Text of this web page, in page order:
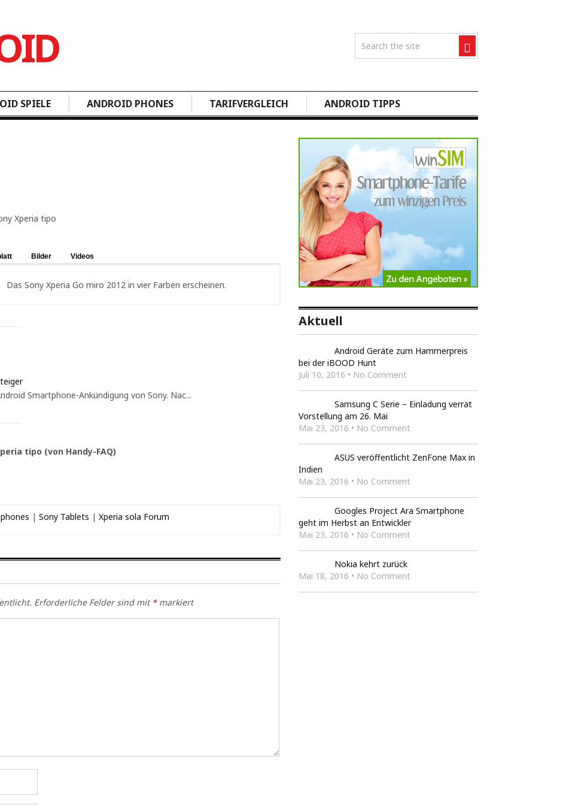
SPIELE ANDROID PHONES TARIFVERGLEICH ANDROID TIPPS
Bilder Videos
Das Sony Xperia Go miro 2012 in vier Farben erscheinen.
Smartphone-Ankündigung von Sony. Nac...
tipo (von Handy-FAQ)
| Sony Tablets | Xperia sola Forum
Erforderliche Felder sind mit *markiert
Aktuell
Android Geräte zum Hammerpreis
bei der iBOOD Hunt
Juli 10, 2016 • No Comment
Samsung C Serie – Einladung verrät
Vorstellung am 26. Mai
Mai 23, 2016 • No Comment
ASUS veröffentlicht ZenFone Max in
Indien
Mai 23, 2016 • No Comment
Googles Project Ara Smartphone
geht im Herbst an Entwickler
Mai 23, 2016 • No Comment
Nokia kehrt zurück
Mai 18, 2016 • No Comment